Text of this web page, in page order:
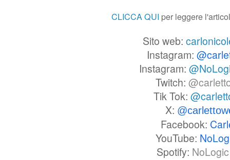
CLICCA QUI per leggere
Sito web:
Instagram:
Instagram:
Twitch:
Tik Tok:
X:
Facebook:
YouTube:
Spotify: